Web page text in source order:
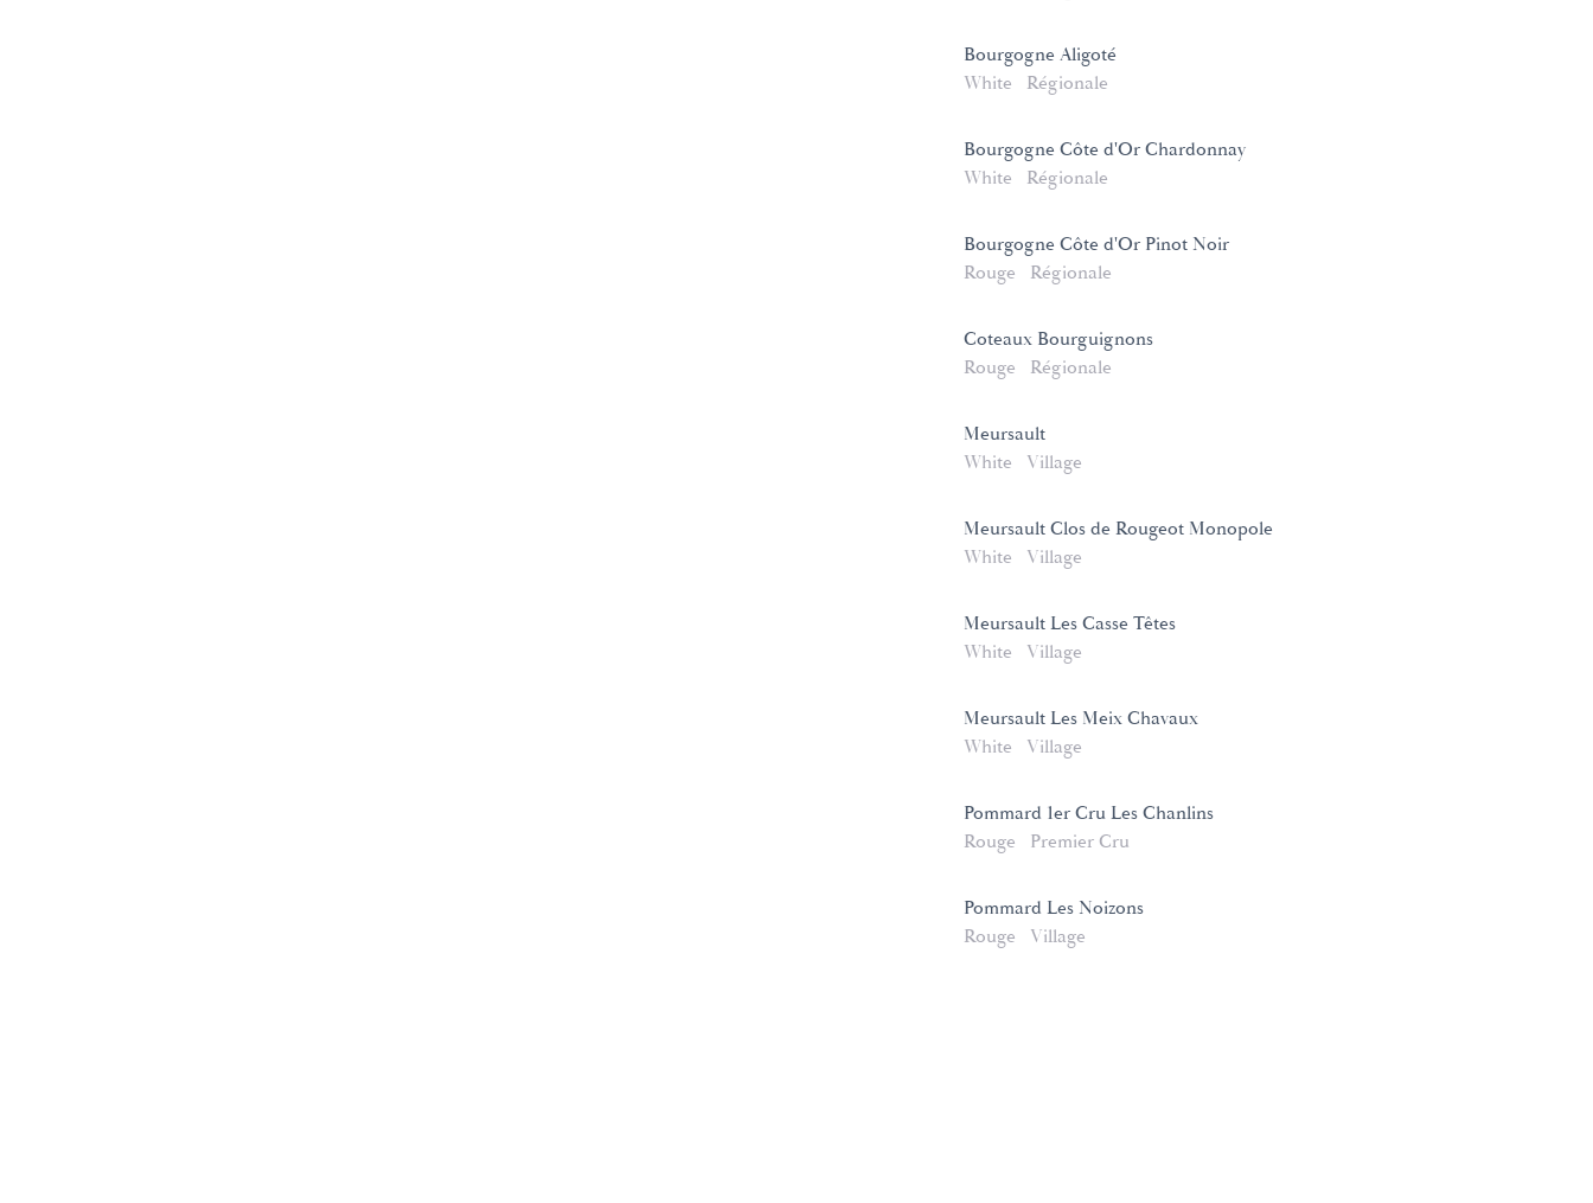
Bourgogne Aligoté
White
Régionale
Bourgogne Côte d'Or Chardonnay
White
Régionale
Bourgogne Côte d'Or Pinot Noir
Rouge
Régionale
Coteaux Bourguignons
Rouge
Régionale
Meursault
White
Village
Meursault Clos de Rougeot Monopole
White
Village
Meursault Les Casse Têtes
White
Village
Meursault Les Meix Chavaux
White
Village
Pommard 1er Cru Les Chanlins
Rouge
Premier Cru
Pommard Les Noizons
Rouge
Village